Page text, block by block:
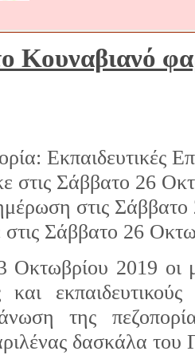
Κουναβιανό
Εκπαιδευτικές
στις Σάββατο 26
στις
στις Σάββατο 26
2019 οι
και
της
δασκάλα του